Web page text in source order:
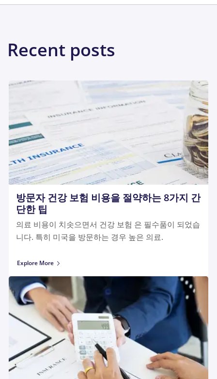
Recent posts
방문자 건강 보험 비용을 절약하는 8가지 간
단한 팁
의료 비용이 치솟으면서 건강 보험 은 필수품이 되었습
니다. 특히 미국을 방문하는 경우 높은 의료.
Explore More